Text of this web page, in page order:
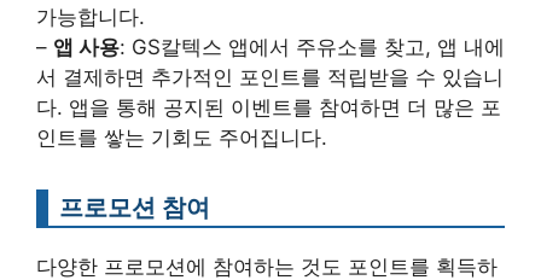
가능합니다.
– 앱 사용: GS칼텍스 앱에서 주유소를 찾고, 앱 내에
서 결제하면 추가적인 포인트를 적립받을 수 있습니
다. 앱을 통해 공지된 이벤트를 참여하면 더 많은 포
인트를 쌓는 기회도 주어집니다.
프로모션 참여
다양한 프로모션에 참여하는 것도 포인트를 획득하